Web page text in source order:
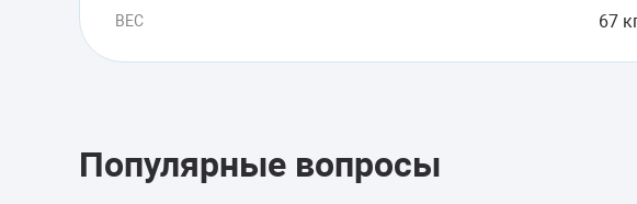
ВЕС 67
Популярные вопросы